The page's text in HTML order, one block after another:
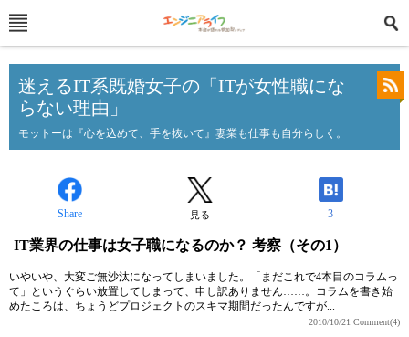
迷えるIT系既婚女子の「ITが女性職にな
らない理由」
モットーは『心を込めて、手を抜いて』妻業も仕事も自分らしく。
Share 見る 3
IT業界の仕事は女子職になるのか？ 考察（その1）
いやいや、大変ご無沙汰になってしまいました。「まだこれで4本目のコラムっ
て」というぐらい放置してしまって、申し訳ありません……。コラムを書き始
めたころは、ちょうどプロジェクトのスキマ期間だったんですが...
2010/10/21 Comment(4)